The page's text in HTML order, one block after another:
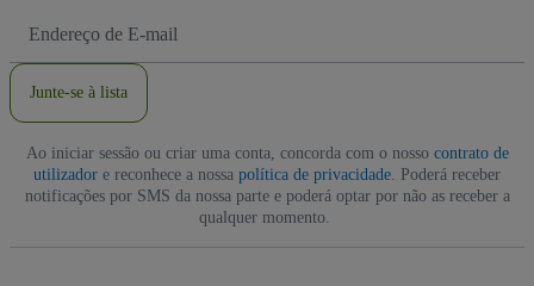
de
Junte-se à lista
Ao iniciar sessão ou criar uma conta, concorda com o nosso contrato de
utilizador e reconhece a nossa política de privacidade. Poderá receber
notificações por SMS da nossa parte e poderá optar por não as receber a
qualquer momento.